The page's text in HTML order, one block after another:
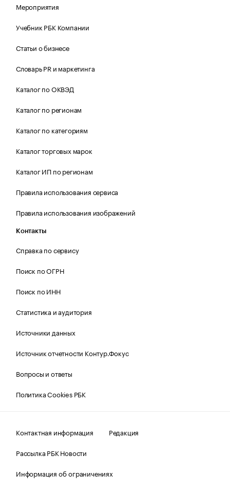
Мероприятия
Учебник РБК Компании
Статьи о бизнесе
Словарь PR и маркетинга
Каталог по ОКВЭД
Каталог по регионам
Каталог по категориям
Каталог торговых марок
Каталог ИП по регионам
Правила использования сервиса
Правила использования изображений
Контакты
Справка по сервису
Поиск по ОГРН
Поиск по ИНН
Статистика и аудитория
Источники данных
Источник отчетности Контур.Фокус
Вопросы и ответы
Политика Cookies РБК
Контактная информация
Редакция
Рассылка РБК Новости
Информация об ограничениях